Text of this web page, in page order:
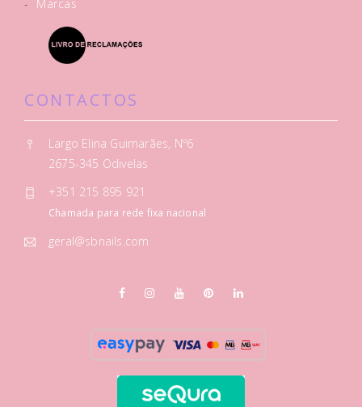
-
Marcas
CONTACTOS
Largo Elina Guimarães, Nº6
2675-345 Odivelas
+351 215 895 921
Chamada para rede fixa nacional
geral@sbnails.com